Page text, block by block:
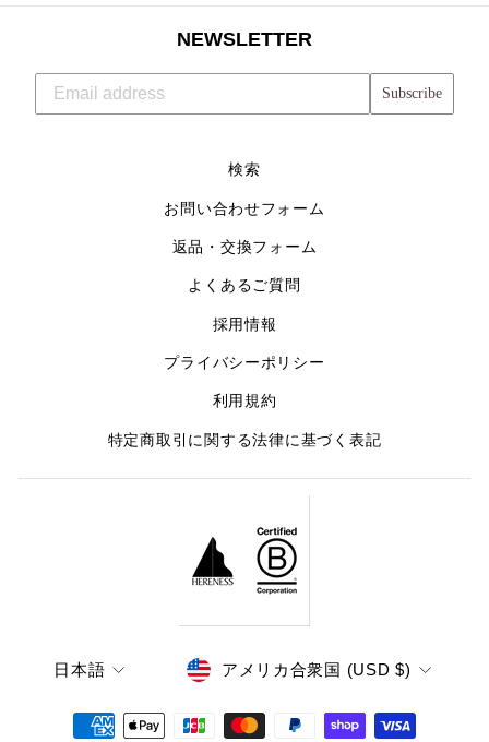
NEWSLETTER
Subscribe
検索
お問い合わせフォーム
返品・交換フォーム
よくあるご質問
採用情報
プライバシーポリシー
利用規約
特定商取引に関する法律に基づく表記
LANGUAGE
日本語 CURRENCY
アメリカ合衆国 (USD $)